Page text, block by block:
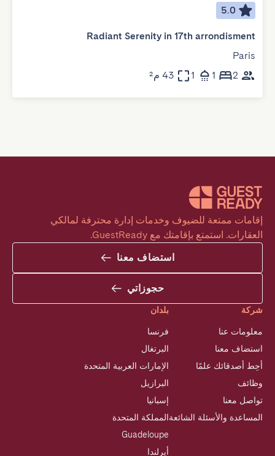
5.0
Radiant Serenity in 17th arrondisment
Paris
2
1
1 43 م²
العقارات. استمتع بإقامتك مع GuestReady.
استضاف معنا
حجوزاتي
شركة
معلومات عنا
استضاف معنا
أحِط أصدقائك علمًا
وظائف
تواصل معنا
المساعدة والأسئلة الشائعة
بلدان
فرنسا
البرتغال
الإمارات العربية المتحدة
البرازيل
إسبانيا
المملكة المتحدة
Guadeloupe
أيرلندا